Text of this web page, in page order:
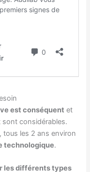
est conséquent et
considérables.
tous les 2 ans environ
technologique.
les différents types